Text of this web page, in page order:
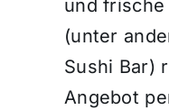
und
(unter
Sushi Bar)
Angebot